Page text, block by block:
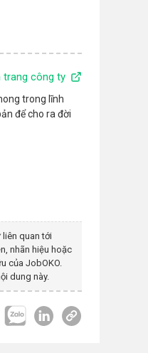
trang công ty
trong lĩnh
để cho ra đời
quan tới
nhãn hiệu hoặc
của JobOKO.
dung này.